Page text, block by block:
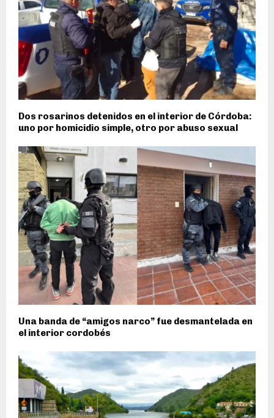
Dos rosarinos detenidos en el interior de Córdoba:
uno por homicidio simple, otro por abuso sexual
Una banda de “amigos narco” fue desmantelada en
el interior cordobés